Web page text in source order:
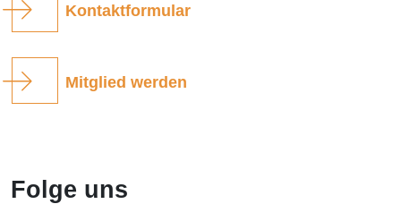
Kontaktformular
Mitglied werden
Folge uns